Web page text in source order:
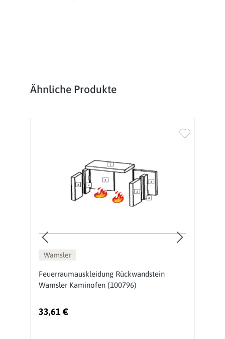
Produktgalerie überspringen
Ähnliche Produkte
Wamsler
Feuerraumauskleidung Rückwandstein
Wamsler Kaminofen (100796)
33,61 €